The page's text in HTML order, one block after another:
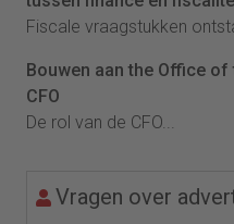
Fiscale vraagstukken
Bouwen aan the Office of
CFO
De rol van de CFO...
Vragen over